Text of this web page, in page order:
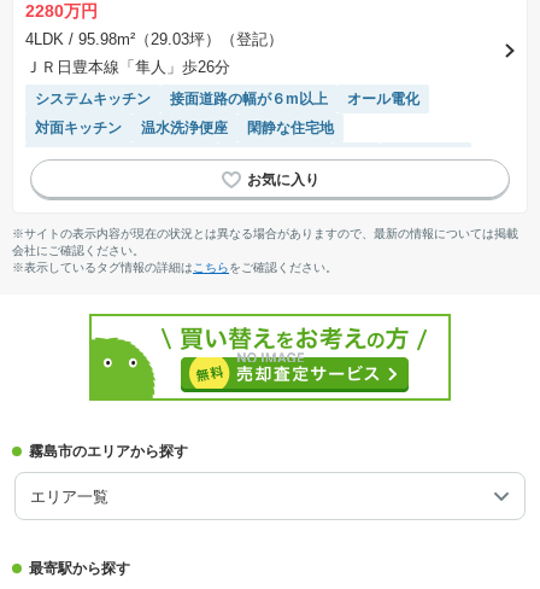
2280万円
4LDK / 95.98m²（29.03坪）（登記）
ＪＲ日豊本線「隼人」歩26分
システムキッチン 接面道路の幅が６m以上
オール電化
対面キッチン
温水洗浄便座
閑静な住宅地
モニター付きインターホン
トイレ2個以上 WIC
窓付き浴室
浴室乾燥機
※サイトの表示内容が現在の状況とは異なる場合がありますので、最新の情報については掲載
会社にご確認ください。
※表示しているタグ情報の詳細は こちらをご確認ください。
霧島市のエリアから探す
エリア一覧
最寄駅から探す